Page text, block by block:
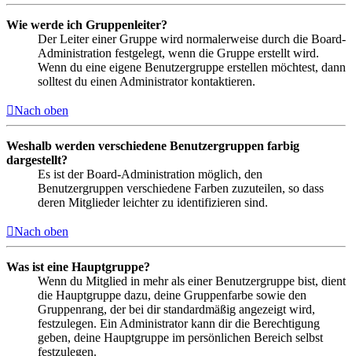
Wie werde ich Gruppenleiter?
Der Leiter einer Gruppe wird normalerweise durch die Board-
Administration festgelegt, wenn die Gruppe erstellt wird.
Wenn du eine eigene Benutzergruppe erstellen möchtest, dann
solltest du einen Administrator kontaktieren.
Nach oben
Weshalb werden verschiedene Benutzergruppen farbig
dargestellt?
Es ist der Board-Administration möglich, den
Benutzergruppen verschiedene Farben zuzuteilen, so dass
deren Mitglieder leichter zu identifizieren sind.
Nach oben
Was ist eine Hauptgruppe?
Wenn du Mitglied in mehr als einer Benutzergruppe bist, dient
die Hauptgruppe dazu, deine Gruppenfarbe sowie den
Gruppenrang, der bei dir standardmäßig angezeigt wird,
festzulegen. Ein Administrator kann dir die Berechtigung
geben, deine Hauptgruppe im persönlichen Bereich selbst
festzulegen.